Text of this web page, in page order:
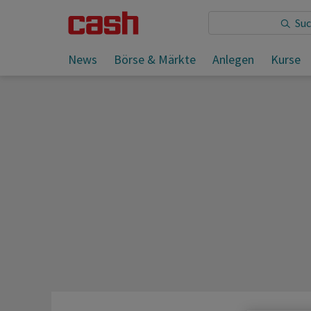
News Börse & Märkte Anlegen Kurse
Sie lesen: